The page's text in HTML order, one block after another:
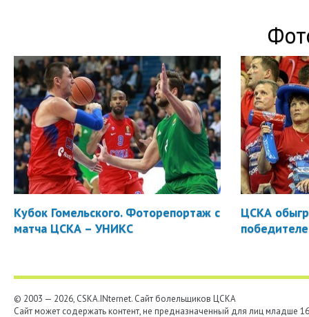
Кубок Гомельского. Фоторепортаж с
матча ЦСКА – УНИКС
ЦСКА
© 2003 — 2026, CSKA.INternet. Cайт болельщиков ЦСКА
Сайт может содержать контент, не предназначенный для лиц младше